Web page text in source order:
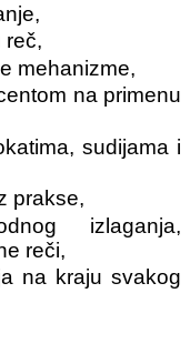
reč,
mehanizme,
na primenu
sudijama i
prakse,
izlaganja,
reči,
na kraju svakog